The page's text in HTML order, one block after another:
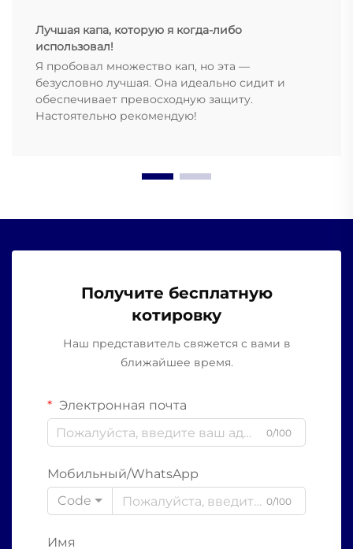
Лучшая капа, которую я когда-либо
использовал!
Я пробовал множество кап, но эта —
безусловно лучшая. Она идеально сидит и
обеспечивает превосходную защиту.
Настоятельно рекомендую!
Получите бесплатную
котировку
Наш представитель свяжется с вами в
ближайшее время.
Электронная почта
0/100
Мобильный/WhatsApp
Code
0/100
Имя